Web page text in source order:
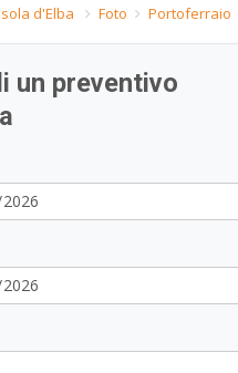
d'Elba Foto Portoferraio
un preventivo